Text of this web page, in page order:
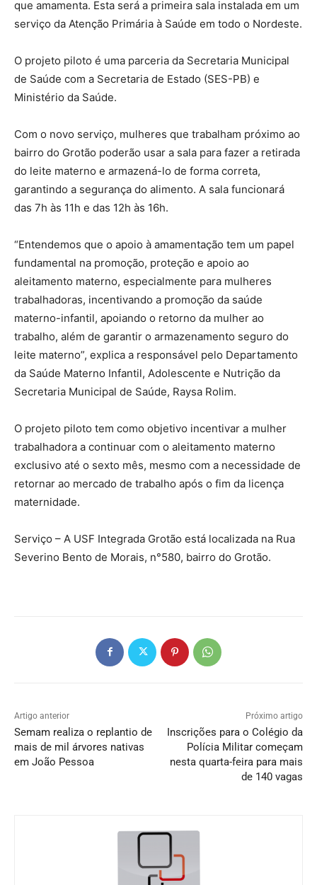
que amamenta. Esta será a primeira sala instalada em um
serviço da Atenção Primária à Saúde em todo o Nordeste.
O projeto piloto é uma parceria da Secretaria Municipal
de Saúde com a Secretaria de Estado (SES-PB) e
Ministério da Saúde.
Com o novo serviço, mulheres que trabalham próximo ao
bairro do Grotão poderão usar a sala para fazer a retirada
do leite materno e armazená-lo de forma correta,
garantindo a segurança do alimento. A sala funcionará
das 7h às 11h e das 12h às 16h.
“Entendemos que o apoio à amamentação tem um papel
fundamental na promoção, proteção e apoio ao
aleitamento materno, especialmente para mulheres
trabalhadoras, incentivando a promoção da saúde
materno-infantil, apoiando o retorno da mulher ao
trabalho, além de garantir o armazenamento seguro do
leite materno”, explica a responsável pelo Departamento
da Saúde Materno Infantil, Adolescente e Nutrição da
Secretaria Municipal de Saúde, Raysa Rolim.
O projeto piloto tem como objetivo incentivar a mulher
trabalhadora a continuar com o aleitamento materno
exclusivo até o sexto mês, mesmo com a necessidade de
retornar ao mercado de trabalho após o fim da licença
maternidade.
Serviço – A USF Integrada Grotão está localizada na Rua
Severino Bento de Morais, n°580, bairro do Grotão.
Artigo anterior
Semam realiza o replantio de
mais de mil árvores nativas
em João Pessoa
Próximo artigo
Inscrições para o Colégio da
Polícia Militar começam
nesta quarta-feira para mais
de 140 vagas